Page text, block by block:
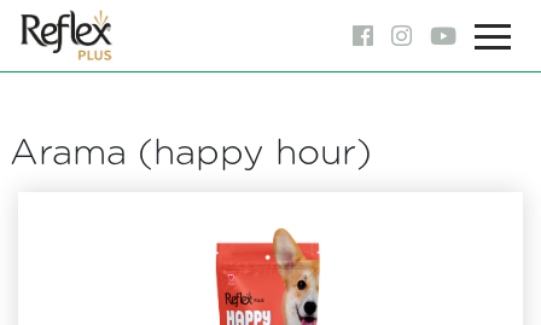
Arama (happy hour)